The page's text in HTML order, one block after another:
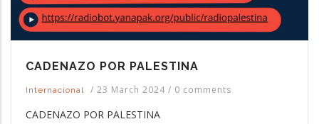
CADENAZO POR PALESTINA
Internacional / 23 March 2024 / 0 comments
CADENAZO POR PALESTINA